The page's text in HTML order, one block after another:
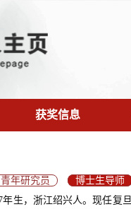
获奖信息
青年研究员
博士生导师
年生，浙江绍兴人。现任复